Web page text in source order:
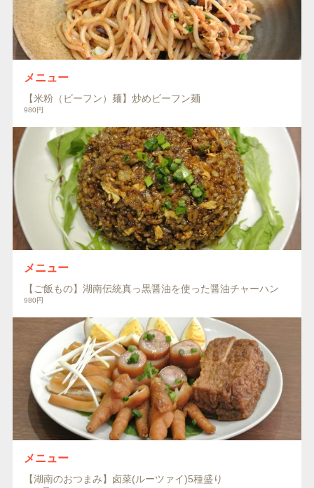
メニュー
【米粉（ビーフン）麺】炒めビーフン麺
980円
メニュー
【ご飯もの】湖南伝統真っ黒醤油を使った醤油チャーハン
980円
メニュー
【湖南のおつまみ】卤菜(ルーツァイ)5種盛り